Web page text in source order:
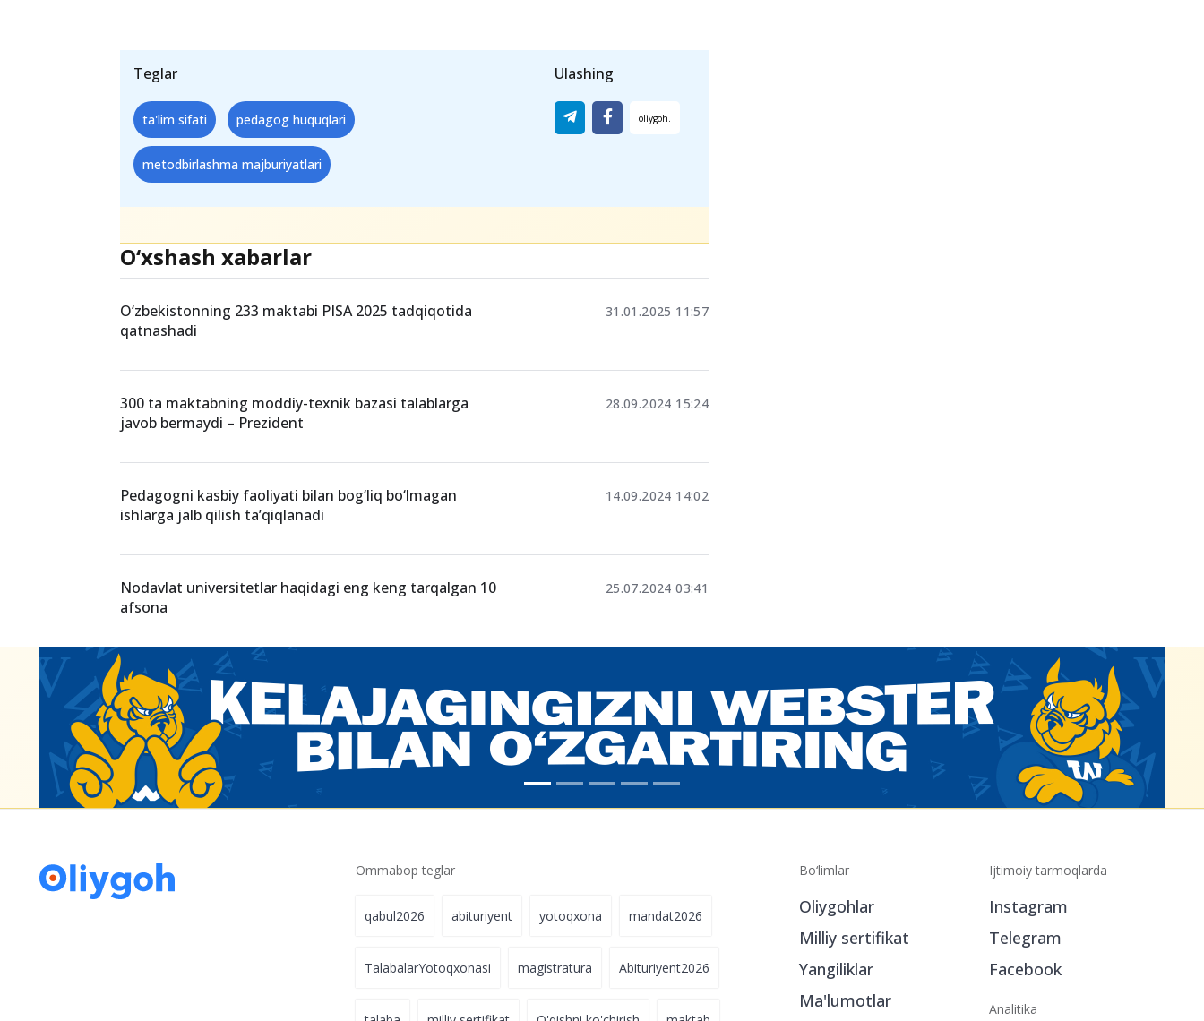
Teglar
ta'lim sifati pedagog huquqlari
metodbirlashma majburiyatlari
Ulashing
O‘xshash xabarlar
O‘zbekistonning 233 maktabi PISA 2025 tadqiqotida
qatnashadi
31.01.2025 11:57
300 ta maktabning moddiy-texnik bazasi talablarga
javob bermaydi – Prezident
28.09.2024 15:24
Pedagogni kasbiy faoliyati bilan bog‘liq bo‘lmagan
ishlarga jalb qilish ta’qiqlanadi
14.09.2024 14:02
Nodavlat universitetlar haqidagi eng keng tarqalgan 10
afsona
25.07.2024 03:41
Ommabop teglar
qabul2026 abituriyent yotoqxona mandat2026
TalabalarYotoqxonasi magistratura Abituriyent2026
Bo‘limlar
Oliygohlar
Milliy sertifikat
Yangiliklar
Ma'lumotlar
Ijtimoiy tarmoqlarda
Instagram
Telegram
Facebook
Analitika